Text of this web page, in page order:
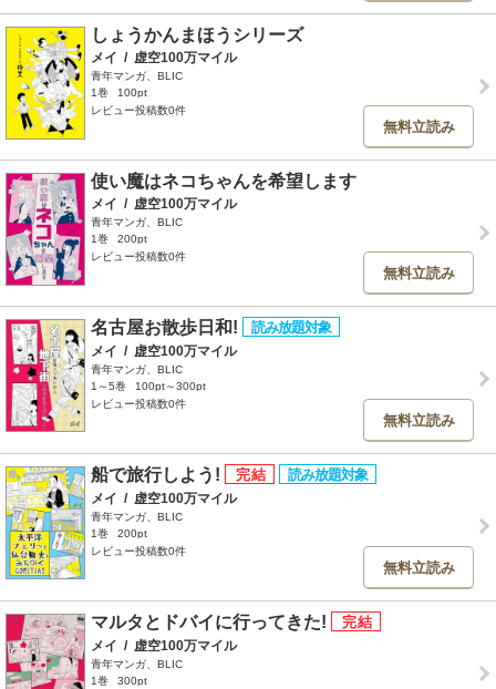
しょうかんまほうシリーズ
メイ / 虚空100万マイル
青年マンガ、BLIC
1巻
100pt
レビュー投稿数0件
無料立読み
使い魔はネコちゃんを希望します
メイ / 虚空100万マイル
青年マンガ、BLIC
1巻
200pt
レビュー投稿数0件
無料立読み
名古屋お散歩日和!
メイ / 虚空100万マイル
青年マンガ、BLIC
1～5巻
100pt～300pt
レビュー投稿数0件
無料立読み
船で旅行しよう!
メイ / 虚空100万マイル
青年マンガ、BLIC
1巻
200pt
レビュー投稿数0件
無料立読み
マルタとドバイに行ってきた!
メイ / 虚空100万マイル
青年マンガ、BLIC
1巻
300pt